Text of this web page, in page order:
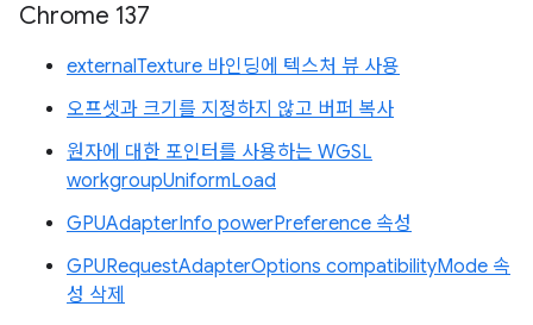
Chrome 137
externalTexture 바인딩에 텍스처 뷰 사용
오프셋과 크기를 지정하지 않고 버퍼 복사
원자에 대한 포인터를 사용하는 WGSL
workgroupUniformLoad
GPUAdapterInfo powerPreference 속성
GPURequestAdapterOptions compatibilityMode 속
성 삭제